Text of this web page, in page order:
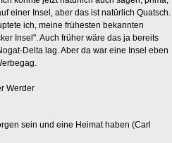
einer Insel, aber das ist natürlich Quatsch.
ich, meine frühesten bekannten
Insel". Auch früher wäre das ja bereits
Delta lag. Aber da war eine Insel eben
Werder
sein und eine Heimat haben (Carl